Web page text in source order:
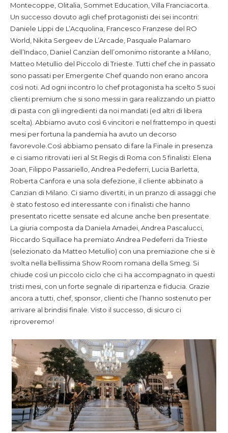
Montecoppe, Olitalia, Sommet Education, Villa Franciacorta.
Un successo dovuto agli chef protagonisti dei sei incontri:
Daniele Lippi de L’Acquolina, Francesco Franzese del RO
World, Nikita Sergeev de L’Arcade, Pasquale Palamaro
dell’Indaco, Daniel Canzian dell’omonimo ristorante a Milano,
Matteo Metullio del Piccolo di Trieste. Tutti chef che in passato
sono passati per Emergente Chef quando non erano ancora
così noti. Ad ogni incontro lo chef protagonista ha scelto 5 suoi
clienti premium che si sono messi in gara realizzando un piatto
di pasta con gli ingredienti da noi mandati (ed altri di libera
scelta). Abbiamo avuto così 6 vincitori e nel frattempo in questi
mesi per fortuna la pandemia ha avuto un decorso
favorevole.Così abbiamo pensato di fare la Finale in presenza
e ci siamo ritrovati ieri al St Regis di Roma con 5 finalisti: Elena
Joan, Filippo Passariello, Andrea Pedeferri, Lucia Barletta,
Roberta Canfora e una sola defezione, il cliente abbinato a
Canzian di Milano. Ci siamo divertiti, in un pranzo di assaggi che
è stato festoso ed interessante con i finalisti che hanno
presentato ricette sensate ed alcune anche ben presentate.
La giuria composta da Daniela Amadei, Andrea Pascalucci,
Riccardo Squillace ha premiato Andrea Pedeferri da Trieste
(selezionato da Matteo Metullio) con una premiazione che si è
svolta nella bellissima Show Room romana della Smeg. Si
chiude così un piccolo ciclo che ci ha accompagnato in questi
tristi mesi, con un forte segnale di ripartenza e fiducia. Grazie
ancora a tutti, chef, sponsor, clienti che l’hanno sostenuto per
arrivare al brindisi finale. Visto il successo, di sicuro ci
riproveremo!